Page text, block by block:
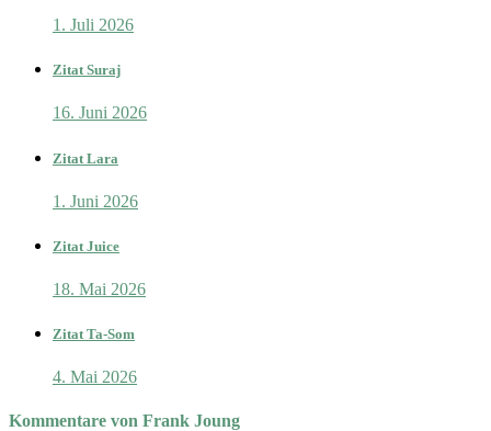
1. Juli 2026
Zitat Suraj
16. Juni 2026
Zitat Lara
1. Juni 2026
Zitat Juice
18. Mai 2026
Zitat Ta-Som
4. Mai 2026
Kommentare von Frank Joung